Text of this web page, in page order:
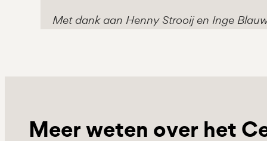
Met dank aan Henny Strooij en Inge
Meer weten over het